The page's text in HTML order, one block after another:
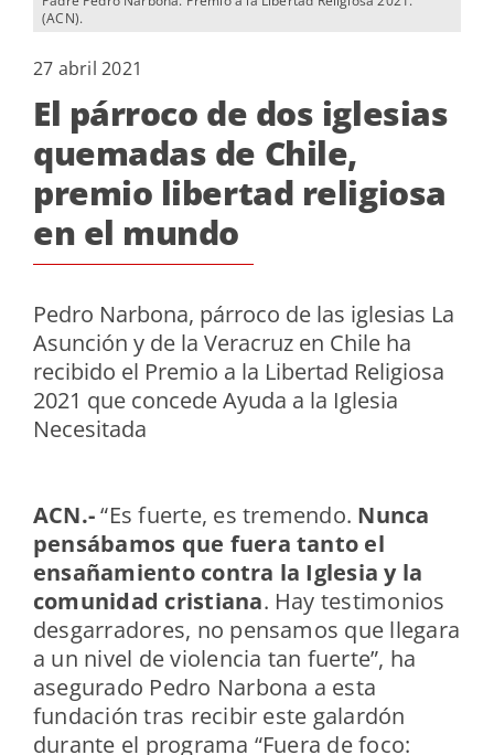
(ACN).
27 abril 2021
El párroco de dos iglesias
quemadas de Chile,
premio libertad religiosa
en el mundo
Pedro Narbona, párroco de las iglesias La
Asunción y de la Veracruz en Chile ha
recibido el Premio a la Libertad Religiosa
2021 que concede Ayuda a la Iglesia
Necesitada
ACN.-“Es fuerte, es tremendo. Nunca
pensábamos que fuera tanto el
ensañamiento contra la Iglesia y la
comunidad cristiana. Hay testimonios
desgarradores, no pensamos que llegara
a un nivel de violencia tan fuerte”, ha
asegurado Pedro Narbona a esta
fundación tras recibir este galardón
durante el programa “Fuera de foco: